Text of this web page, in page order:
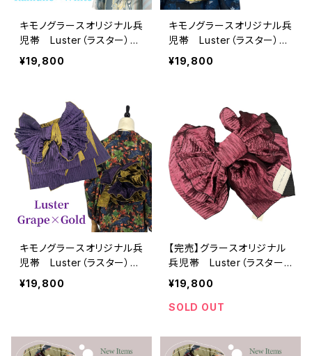
キモノグラースオリジナル兵
児帯 Luster（ラスター）ラ
ムネ×ホワイト ポリエステ
ル100％
¥19,800
キモノグラースオリジナル兵
児帯 Luster（ラスター）レ
モン×パール ポリエステル
100％
¥19,800
キモノグラースオリジナル兵
児帯 Luster（ラスター）グ
レープ×ゴールド ポリエス
テル100％
¥19,800
【完売】グラースオリジナル
兵児帯 Luster（ラスター）
ワイン×ブラック ポリエス
テル100％
¥19,800
SOLD OUT